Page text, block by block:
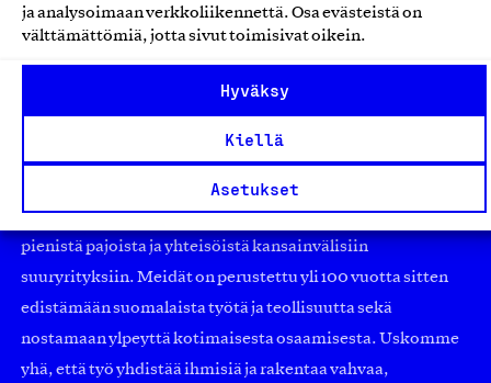
ja analysoimaan verkkoliikennettä. Osa evästeistä on
välttämättömiä, jotta sivut toimisivat oikein.
Hyväksy
Kiellä
Asetukset
työmarkkinajärjestöistä riippumaton yhdistys.
Jäseninämme on koko suomalaisen yhteiskunnan kirjo
pienistä pajoista ja yhteisöistä kansainvälisiin
suuryrityksiin. Meidät on perustettu yli 100 vuotta sitten
edistämään suomalaista työtä ja teollisuutta sekä
nostamaan ylpeyttä kotimaisesta osaamisesta. Uskomme
yhä, että työ yhdistää ihmisiä ja rakentaa vahvaa,